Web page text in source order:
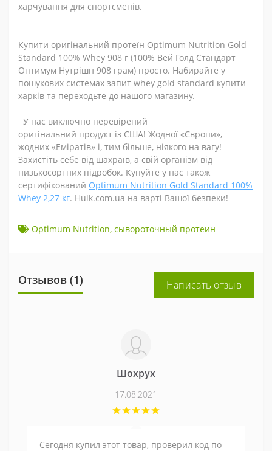
харчування для спортсменів.
Купити оригінальний протеїн Optimum Nutrition Gold
Standard 100% Whey 908 г (100% Вей Голд Стандарт
Оптимум Нутрішн 908 грам) просто. Набирайте у
пошукових системах запит whey gold standard купити
харків та переходьте до нашого магазину.
У нас виключно перевірений
оригінальний продукт із США! Жодної «Європи»,
жодних «Еміратів» і, тим більше, ніякого на вагу!
Захистіть себе від шахраїв, а свій організм від
низькосортних підробок. Купуйте у нас також
сертифікований Optimum Nutrition Gold Standard 100%
Whey 2,27 кг. Hulk.com.ua на варті Вашої безпеки!
Optimum Nutrition, сывороточный протеин
Отзывов (1) Написать отзыв
Шохрух
17.08.2021
Сегодня купил этот товар, проверил код по